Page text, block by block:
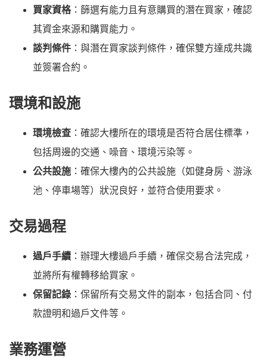
買家資格：篩選有能力且有意購買的潛在買家，確認
其資金來源和購買能力。
談判條件 ：與潛在買家談判條件，確保雙方達成共識
並簽署合約。
環境和設施
環境檢查 ：確認大樓所在的環境是否符合居住標準，
包括周邊的交通、噪音、環境污染等。
公共設施 ：確保大樓內的公共設施（如健身房、游泳
池、停車場等）狀況良好，並符合使用要求。
交易過程
過戶手續 ：辦理大樓過戶手續，確保交易合法完成，
並將所有權轉移給買家。
保留記錄 ：保留所有交易文件的副本，包括合同、付
款證明和過戶文件等。
業務運營